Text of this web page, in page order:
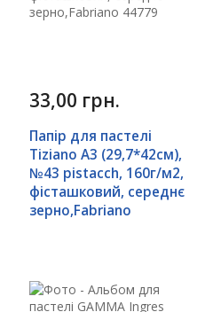
33,00 грн.
Папір для пастелі
Tiziano A3 (29,7*42см),
№43 pistacch, 160г/м2,
фісташковий, середнє
зерно,Fabriano